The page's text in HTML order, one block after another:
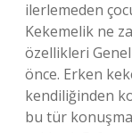
ilerlemeden
Kekemelik ne
özellikleri
önce. Erken
kendiliğinden
bu tür